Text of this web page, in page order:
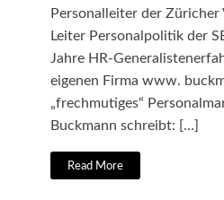
Personalleiter der Züricher
Leiter Personalpolitik der
Jahre HR-
eigenen Firma www.
„frechmutiges“
Buckmann schreibt: […]
Read More